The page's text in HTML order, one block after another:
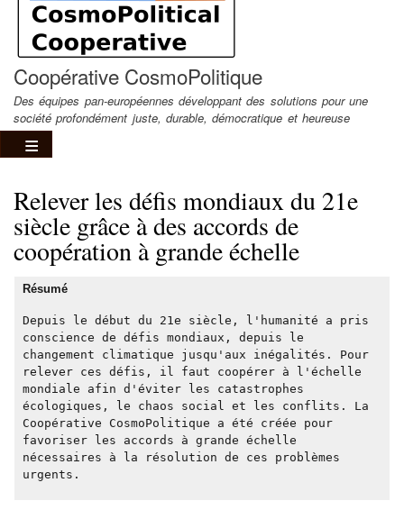
Coopérative CosmoPolitique
Des équipes pan-européennes développant des solutions pour une
société profondément juste, durable, démocratique et heureuse
Relever les défis mondiaux du 21e
siècle grâce à des accords de
coopération à grande échelle
Résumé
Depuis le début du 21e siècle, l'humanité a pris
conscience de défis mondiaux, depuis le
changement climatique jusqu'aux inégalités. Pour
relever ces défis, il faut coopérer à l'échelle
mondiale afin d'éviter les catastrophes
écologiques, le chaos social et les conflits. La
Coopérative CosmoPolitique a été créée pour
favoriser les accords à grande échelle
nécessaires à la résolution de ces problèmes
urgents.